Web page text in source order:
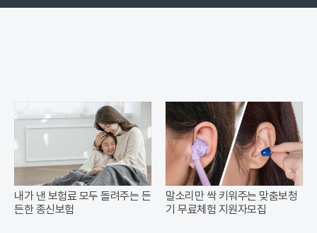
내가 낸 보험료 모두 돌려주는 든
든한 종신보험
말소리만 싹 키워주는 맞춤보청
기 무료체험 지원자모집